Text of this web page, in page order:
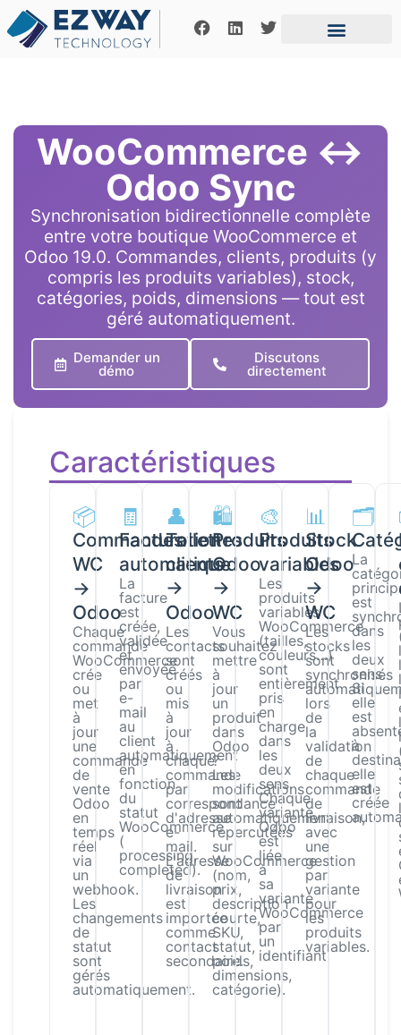
WooCommerce ↔
Odoo Sync
Synchronisation bidirectionnelle complète
entre votre boutique WooCommerce et
Odoo 19.0. Commandes, clients, produits (y
compris les produits variables), stock,
catégories, poids, dimensions — tout est
géré automatiquement.
Demander un
démo
Discutons
directement
Caractéristiques
📦
Commandes
WC
→
Odoo
Chaque
commande
WooCommerce
crée
ou
met
à
jour
une
commande
de
vente
Odoo
en
temps
réel
via
un
webhook.
Les
changements
de
statut
sont
gérés
automatiquement.
🧾
Facturation
automatique
La
facture
est
créée,
validée
et
envoyée
par
e-
mail
au
client
automatiquement
en
fonction
du
statut
WooCommerce
(
processing,
completed).
👤
Toilettes
clients
→
Odoo
Les
contacts
sont
créés
ou
mis
à
jour
à
chaque
commande
par
correspondance
d'adresse
e-
mail.
L'adresse
de
livraison
est
importée
comme
contact
secondaire.
🛍️
Produits
Odoo
→
WC
Vous
souhaitez
mettre
à
jour
un
produit
dans
Odoo
?
Les
modifications
sont
automatiquement
répercutées
sur
WooCommerce
(nom,
prix,
description
courte,
SKU,
statut,
poids,
dimensions,
catégorie).
🎨
Produits
variables
Les
produits
variables
WooCommerce
(tailles,
couleurs…)
sont
entièrement
pris
en
charge
dans
les
deux
sens.
Chaque
variante
Odoo
est
liée
à
sa
variante
WooCommerce
par
un
identifiant.
📊
Stock
Odoo
→
WC
Les
stocks
sont
synchronisés
lors
de
la
validation
de
chaque
commande
de
livraison,
avec
une
gestion
par
variante
pour
les
produits
variables.
🗂️
La
est
dans
les
deux
sens.
Si
elle
est
à
elle
est
créée